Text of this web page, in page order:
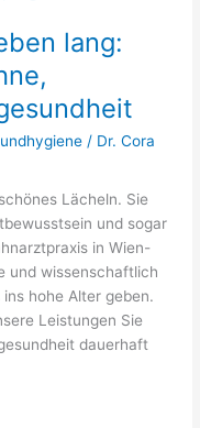
lang:
/ Dr. Cora
Lächeln. Sie
und sogar
in Wien-
und wissenschaftlich
hohe Alter geben.
Leistungen Sie
dauerhaft